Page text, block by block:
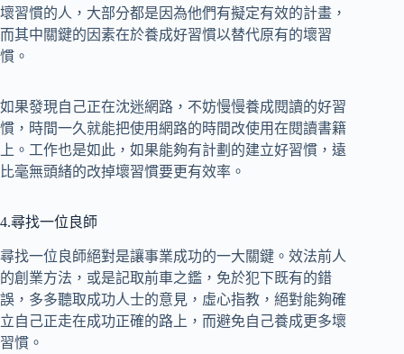
壞習慣的人，大部分都是因為他們有擬定有效的計畫，
而其中關鍵的因素在於養成好習慣以替代原有的壞習
慣。
如果發現自己正在沈迷網路，不妨慢慢養成閱讀的好習
慣，時間一久就能把使用網路的時間改使用在閱讀書籍
上。工作也是如此，如果能夠有計劃的建立好習慣，遠
比毫無頭緒的改掉壞習慣要更有效率。
4.尋找一位良師
尋找一位良師絕對是讓事業成功的一大關鍵。效法前人
的創業方法，或是記取前車之鑑，免於犯下既有的錯
誤，多多聽取成功人士的意見，虛心指教，絕對能夠確
立自己正走在成功正確的路上，而避免自己養成更多壞
習慣。